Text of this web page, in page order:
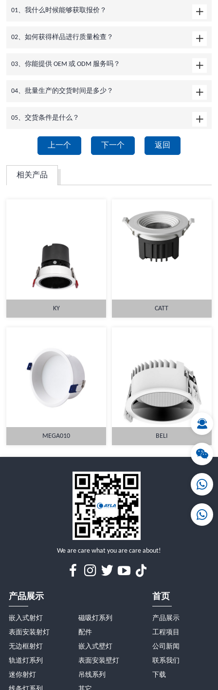
01、我什么时候能够获取报价？
02、如何获得样品进行质量检查？
03、你能提供 OEM 或 ODM 服务吗？
04、批量生产的交货时间是多少？
05、交货条件是什么？
上一个 下一个 返回
相关产品
KY CATT
MEGA010 BELI
We are care what you are care about!
产品展示
嵌入式射灯
表面安装射灯
无边框射灯
轨道灯系列
迷你射灯
磁吸灯系列
配件
嵌入式壁灯
表面安装壁灯
吊线系列
首页
产品展示
工程项目
公司新闻
联系我们
下载